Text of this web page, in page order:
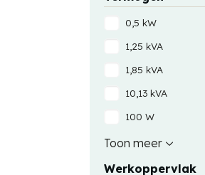
3 A
4 A
400 A AC
400 A DC
5 A
6 A
8 A
0,5 kW
1,25 kVA
1,85 kVA
10,13 kVA
100 W
1000 VA
1200 VA
Toon meer
Werkoppervlak